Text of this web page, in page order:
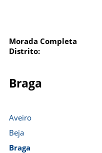
Morada Completa
Distrito:
Braga
Aveiro
Beja
Braga